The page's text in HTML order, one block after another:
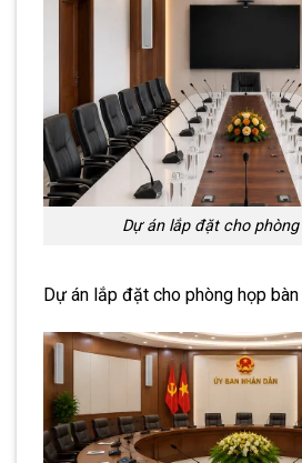
Dự án lắp đặt cho
Dự án lắp đặt cho phòng họp